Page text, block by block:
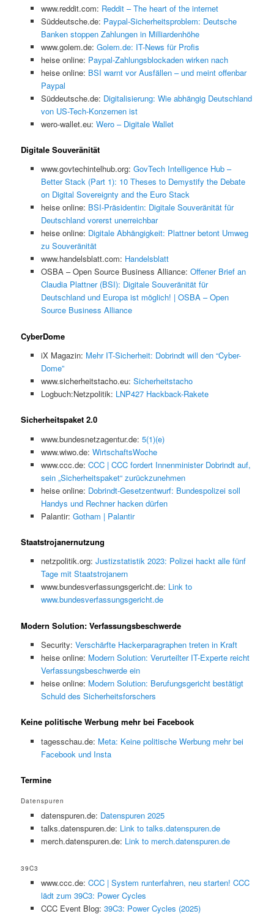
www.reddit.com: Reddit – The heart of the internet
Süddeutsche.de: Paypal-Sicherheitsproblem: Deutsche
Banken stoppen Zahlungen in Milliardenhöhe
www.golem.de: Golem.de: IT-News für Profis
heise online: Paypal-Zahlungsblockaden wirken nach
heise online: BSI warnt vor Ausfällen – und meint offenbar
Paypal
Süddeutsche.de: Digitalisierung: Wie abhängig Deutschland
von US-Tech-Konzernen ist
wero-wallet.eu: Wero – Digitale Wallet
Digitale Souveränität
www.govtechintelhub.org: GovTech Intelligence Hub –
Better Stack (Part 1): 10 Theses to Demystify the Debate
on Digital Sovereignty and the Euro Stack
heise online: BSI-Präsidentin: Digitale Souveränität für
Deutschland vorerst unerreichbar
heise online: Digitale Abhängigkeit: Plattner betont Umweg
zu Souveränität
www.handelsblatt.com: Handelsblatt
OSBA – Open Source Business Alliance: Offener Brief an
Claudia Plattner (BSI): Digitale Souveränität für
Deutschland und Europa ist möglich! | OSBA – Open
Source Business Alliance
CyberDome
iX Magazin: Mehr IT-Sicherheit: Dobrindt will den “Cyber-
Dome”
www.sicherheitstacho.eu: Sicherheitstacho
Logbuch:Netzpolitik: LNP427 Hackback-Rakete
Sicherheitspaket 2.0
www.bundesnetzagentur.de: 5(1)(e)
www.wiwo.de: WirtschaftsWoche
www.ccc.de: CCC | CCC fordert Innenminister Dobrindt auf,
sein „Sicherheitspaket“ zurückzunehmen
heise online: Dobrindt-Gesetzentwurf: Bundespolizei soll
Handys und Rechner hacken dürfen
Palantir: Gotham | Palantir
Staatstrojanernutzung
netzpolitik.org: Justizstatistik 2023: Polizei hackt alle fünf
Tage mit Staatstrojanern
www.bundesverfassungsgericht.de: Link to
www.bundesverfassungsgericht.de
Modern Solution: Verfassungsbeschwerde
Security: Verschärfte Hackerparagraphen treten in Kraft
heise online: Modern Solution: Verurteilter IT-Experte reicht
Verfassungsbeschwerde ein
heise online: Modern Solution: Berufungsgericht bestätigt
Schuld des Sicherheitsforschers
Keine politische Werbung mehr bei Facebook
tagesschau.de: Meta: Keine politische Werbung mehr bei
Facebook und Insta
Termine
Datenspuren
datenspuren.de: Datenspuren 2025
talks.datenspuren.de: Link to talks.datenspuren.de
merch.datenspuren.de: Link to merch.datenspuren.de
39C3
www.ccc.de: CCC | System runterfahren, neu starten! CCC
lädt zum 39C3: Power Cycles
CCC Event Blog: 39C3: Power Cycles (2025)